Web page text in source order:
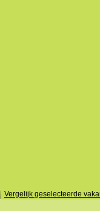
Vergelijk geselecteerde